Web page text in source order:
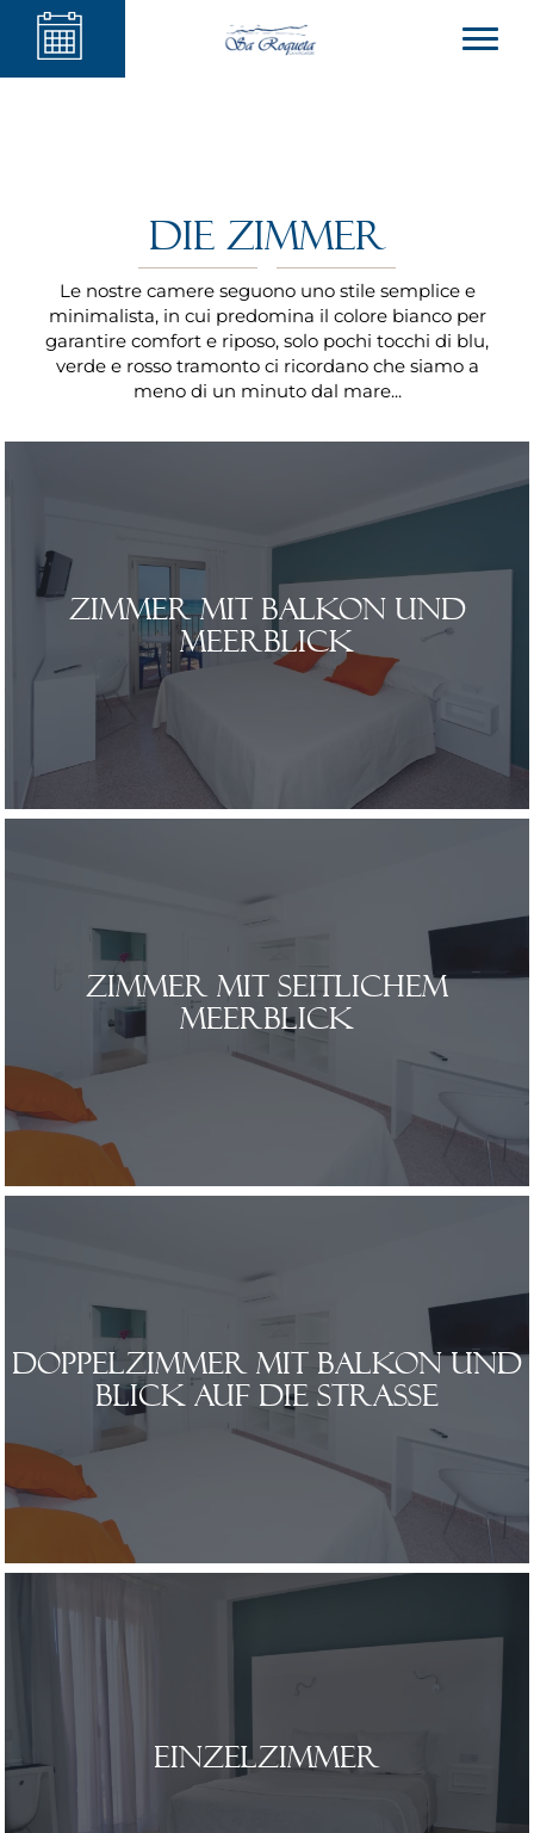
Die Zimmer
Le nostre camere seguono uno stile semplice e
minimalista, in cui predomina il colore bianco per
garantire comfort e riposo, solo pochi tocchi di blu,
verde e rosso tramonto ci ricordano che siamo a
meno di un minuto dal mare...
Zimmer mit Balkon und
Meerblick
Zimmer mit seitlichem
Meerblick
Doppelzimmer mit Balkon und
Blick auf die Straße
Einzelzimmer